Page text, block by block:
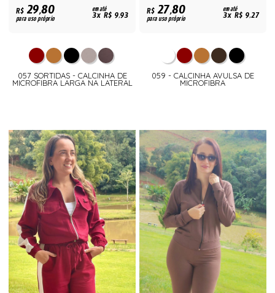
R$29,80
para uso próprio
em até
3x R$ 9,93
057 SORTIDAS - CALCINHA DE
MICROFIBRA LARGA NA LATERAL
R$27,80
para uso próprio
em até
3x R$ 9,27
059 - CALCINHA AVULSA DE
MICROFIBRA